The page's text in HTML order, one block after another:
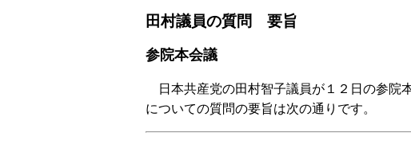
田村議員の質問 要旨
参院本会議
日本共産党の田村智子議員が１２日の参院
についての質問の要旨は次の通りです。